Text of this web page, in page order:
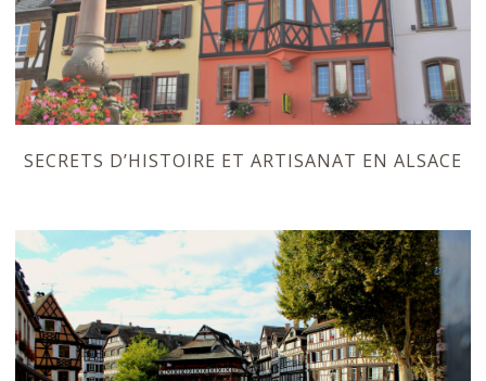
SECRETS D’HISTOIRE ET ARTISANAT EN ALSACE